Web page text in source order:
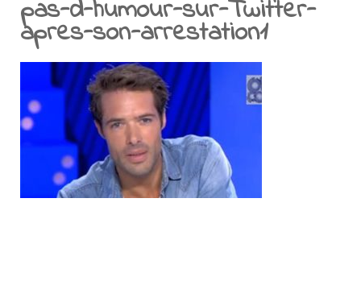
pas-d-humour-sur-Twitter-
apres-son-arrestation1